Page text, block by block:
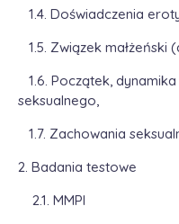
1.4. Doświadczenia
1.5. Związek małżeński
1.6. Początek,
seksualnego,
1.7. Zachowania
2. Badania testowe
2.1. MMPI